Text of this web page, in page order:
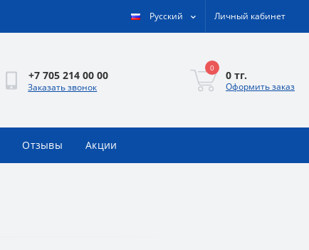
Русский Личный кабинет
+7 705 214 00 00
Заказать звонок
0
0 тг.
Оформить заказ
Отзывы Акции